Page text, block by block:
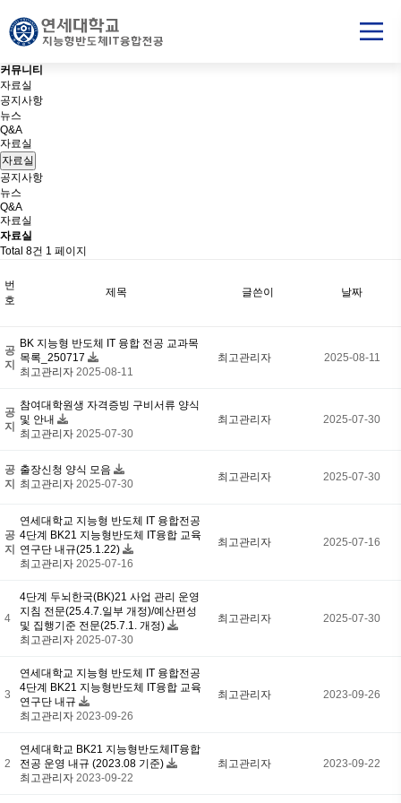
커뮤니 티
자료실
공지사항
뉴스
Q&A
자료실
자료실
공지사항
뉴스
Q&A
자료실
자료실
Total 8건 1 페이지
번
호
제목 글쓴이 날짜
공
지
BK 지능형 반도체 IT 융합 전공 교과목
목록_250717
최고관리자 2025-08-11
최고관리자 2025-08-11
공
지
참여대학원생 자격증빙 구비서류 양식
및 안내
최고관리자 2025-07-30
최고관리자 2025-07-30
공
지
출장신청 양식 모음
최고관리자 2025-07-30
최고관리자 2025-07-30
공
지
연세대학교 지능형 반도체 IT 융합전공
4단계 BK21 지능형반도체 IT융합 교육
연구단 내규(25.1.22)
최고관리자 2025-07-16
최고관리자 2025-07-16
4
4단계 두뇌한국(BK)21 사업 관리 운영
지침 전문(25.4.7.일부 개정)/예산편성
및 집행기준 전문(25.7.1. 개정)
최고관리자 2025-07-30
최고관리자 2025-07-30
3
연세대학교 지능형 반도체 IT 융합전공
4단계 BK21 지능형반도체 IT융합 교육
연구단 내규
최고관리자 2023-09-26
최고관리자 2023-09-26
2
연세대학교 BK21 지능형반도체IT융합
전공 운영 내규 (2023.08 기준)
최고관리자 2023-09-22
최고관리자 2023-09-22